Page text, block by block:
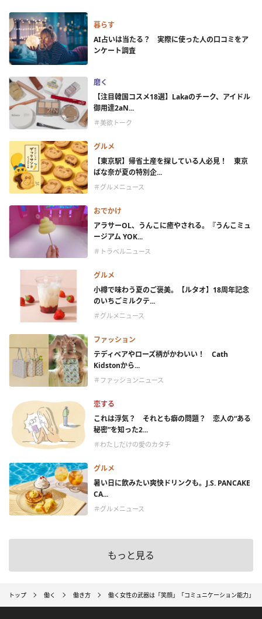
暮らす
AI占いは当たる？ 実際に使った人の口コミをア
ンケート調査
磨く
【注目韓国コスメ18選】Lakaのチーク、アイドル
御用達2aN...
＃美欲トーク
グルメ
【東京駅】帰省土産を探している人必見！ 東京
ばな奈が夏の特別企...
＃グルメニュース
おでかけ
アラサーOL、うんこに癒やされる。『うんこミュ
ージアム YOK...
＃トラベルニュース
グルメ
小樽で味わう夏のご褒美。【ルタオ】18周年記念
のいちごミルクテ...
＃グルメニュース
ファッション
テディベアやローズ柄がかわいい！ Cath
Kidstonから...
＃ファッションニュース
恋する
これは浮気？ それとも癖の問題？ 恋人の“ある
秘密”を知った2...
＃わたしだけの愛のカタチ
グルメ
暑い日に飲みたい爽快ドリンクも。J.S. PANCAKE
CA...
＃グルメニュース
もっと見る
トップ 働く 働き方 働く女性の武器は「笑顔」「コミュニケーション能力」